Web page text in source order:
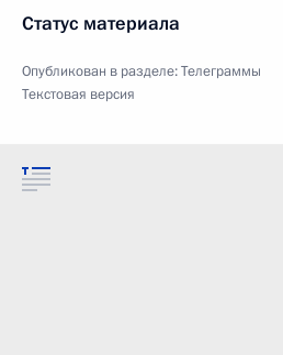
Статус материала
Опубликован в разделе:Телеграммы
Текстовая версия